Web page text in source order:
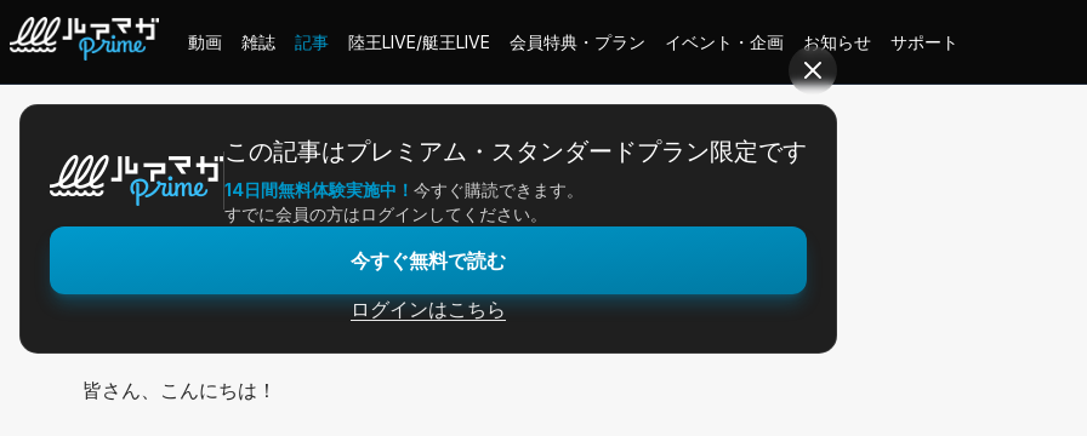
動画 雑誌 記事 陸王LIVE/艇王LIVE 会員特典・プラン イベント・企画 お知らせ サポート
この記事はプレミアム・スタンダードプラン限定です
14日間無料体験実施中！ 今すぐ購読できます。
すでに会員の方はログインしてください。
今すぐ無料で読む
ログインはこちら
2026/03/23
約2年振りの高滝湖！
皆さん、こんにちは！